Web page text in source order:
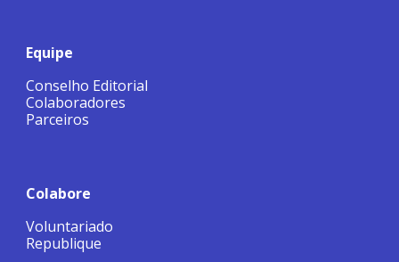
Equipe
Conselho Editorial
Colaboradores
Parceiros
Colabore
Voluntariado
Republique